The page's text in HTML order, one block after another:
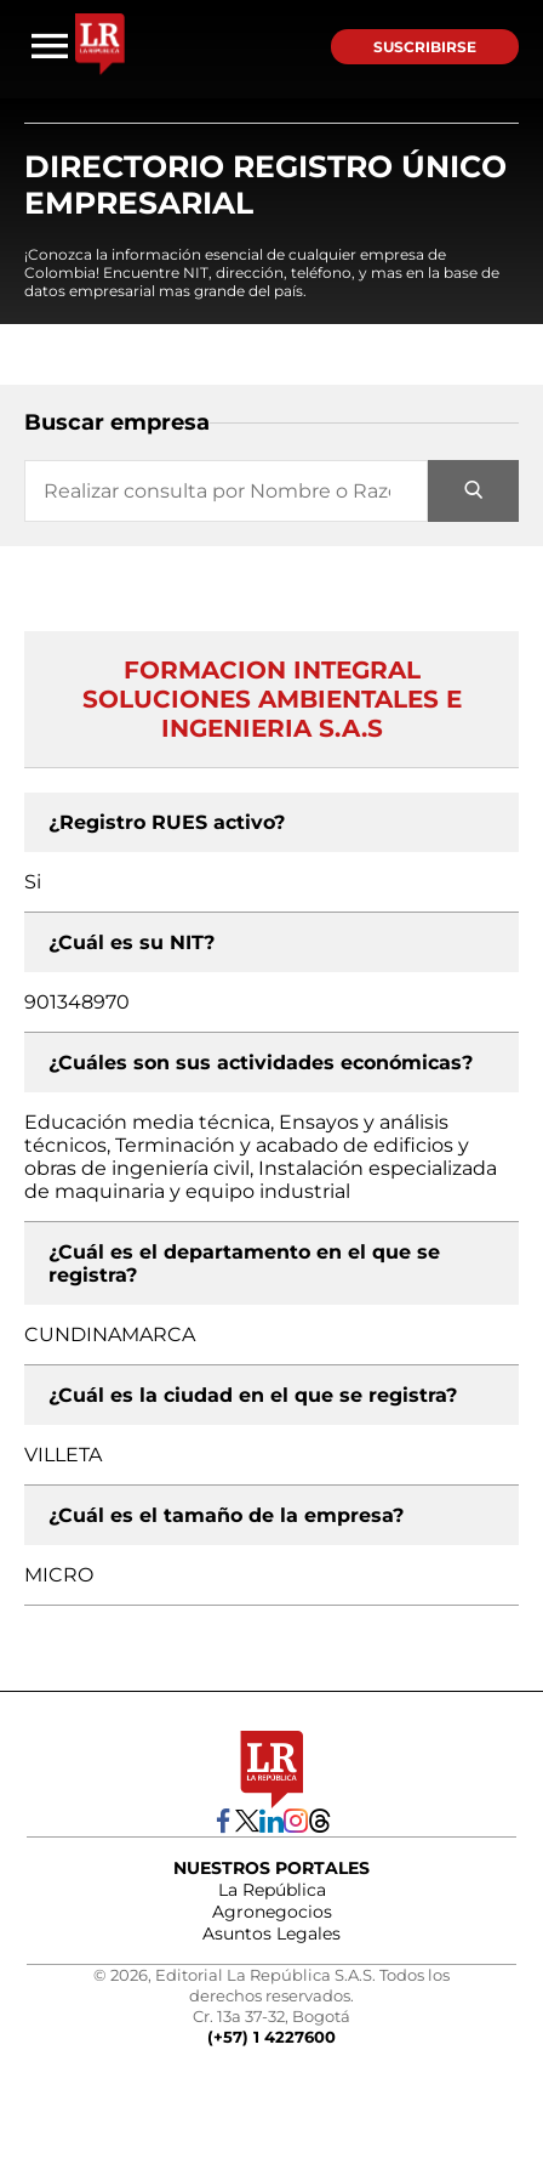
SUSCRIBIRSE
DIRECTORIO REGISTRO ÚNICO
EMPRESARIAL
¡Conozca la información esencial de cualquier empresa de
Colombia! Encuentre NIT, dirección, teléfono, y mas en la base de
datos empresarial mas grande del país.
Buscar empresa
FORMACION INTEGRAL
SOLUCIONES AMBIENTALES E
INGENIERIA S.A.S
¿Registro RUES activo?
Si
¿Cuál es su NIT?
901348970
¿Cuáles son sus actividades económicas?
Educación media técnica, Ensayos y análisis
técnicos, Terminación y acabado de edificios y
obras de ingeniería civil, Instalación especializada
de maquinaria y equipo industrial
¿Cuál es el departamento en el que se
registra?
CUNDINAMARCA
¿Cuál es la ciudad en el que se registra?
VILLETA
¿Cuál es el tamaño de la empresa?
MICRO
NUESTROS PORTALES
La República
Agronegocios
Asuntos Legales
© 2026, Editorial La República S.A.S. Todos los
derechos reservados.
Cr. 13a 37-32, Bogotá
(+57) 1 4227600